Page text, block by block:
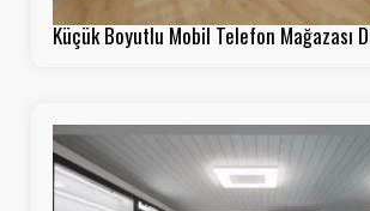
Küçük Boyutlu Mobil Telefon Mağazası